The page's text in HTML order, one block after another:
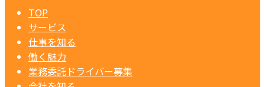
TOP
サービス
仕事を知る
働く魅力
業務委託ドライバー募集